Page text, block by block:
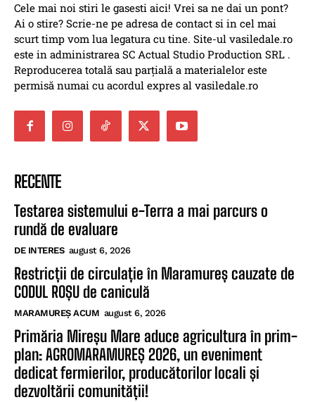
Cele mai noi stiri le gasesti aici! Vrei sa ne dai un pont?
Ai o stire? Scrie-ne pe adresa de contact si in cel mai
scurt timp vom lua legatura cu tine. Site-ul vasiledale.ro
este in administrarea SC Actual Studio Production SRL .
Reproducerea totală sau parțială a materialelor este
permisă numai cu acordul expres al vasiledale.ro
RECENTE
Testarea sistemului e-Terra a mai parcurs o
rundă de evaluare
DE INTERES august 6, 2026
Restricții de circulație în Maramureș cauzate de
CODUL ROȘU de caniculă
MARAMUREȘ ACUM august 6, 2026
Primăria Mireșu Mare aduce agricultura în prim-
plan: AGROMARAMUREȘ 2026, un eveniment
dedicat fermierilor, producătorilor locali și
dezvoltării comunității!